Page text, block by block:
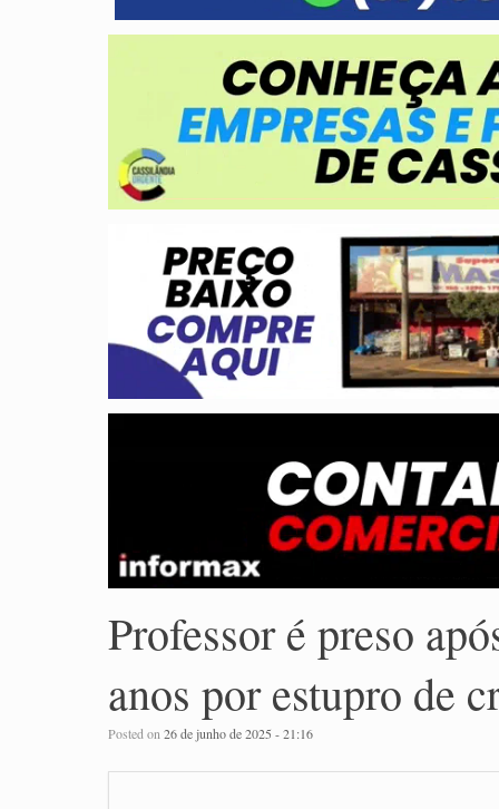
Professor é preso
anos por estupro de
Posted on26 de junho de 2025 - 21:16